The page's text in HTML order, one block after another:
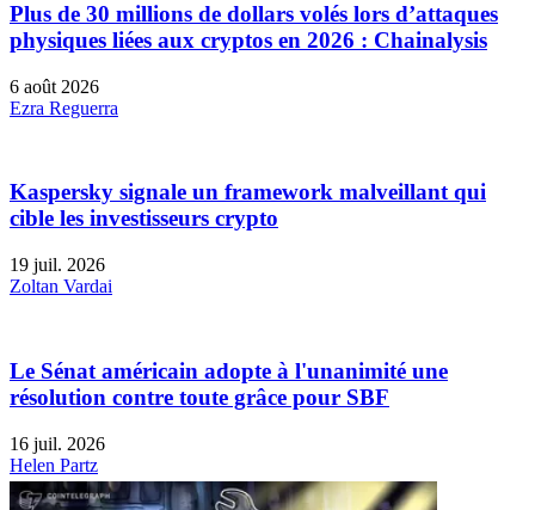
Plus de 30 millions de dollars volés lors d’attaques
physiques liées aux cryptos en 2026 : Chainalysis
6 août 2026
Ezra Reguerra
Kaspersky signale un framework malveillant qui
cible les investisseurs crypto
19 juil. 2026
Zoltan Vardai
Le Sénat américain adopte à l'unanimité une
résolution contre toute grâce pour SBF
16 juil. 2026
Helen Partz